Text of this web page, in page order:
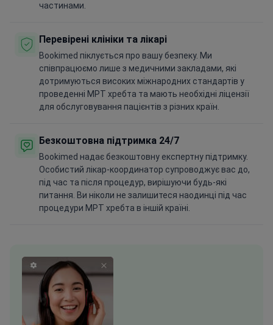
частинами.
Перевірені клініки та лікарі
Bookimed піклується про вашу безпеку. Ми
співпрацюємо лише з медичними закладами, які
дотримуються високих міжнародних стандартів у
проведенні МРТ хребта та мають необхідні ліцензії
для обслуговування пацієнтів з різних країн.
Безкоштовна підтримка 24/7
Bookimed надає безкоштовну експертну підтримку.
Особистий лікар-координатор супроводжує вас до,
під час та після процедур, вирішуючи будь-які
питання. Ви ніколи не залишитеся наодинці під час
процедури МРТ хребта в іншій країні.